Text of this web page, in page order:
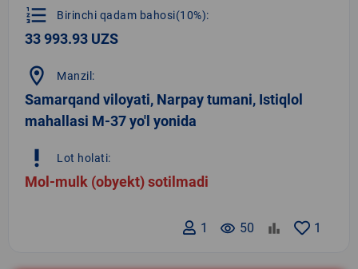
format_list_numbered Birinchi qadam bahosi(10%):
33 993.93 UZS
location_on Manzil:
Samarqand viloyati, Narpay tumani, Istiqlol
mahallasi M-37 yo'l yonida
priority_high Lot holati:
Mol-mulk (obyekt) sotilmadi
1
remove_red_eye 50
1